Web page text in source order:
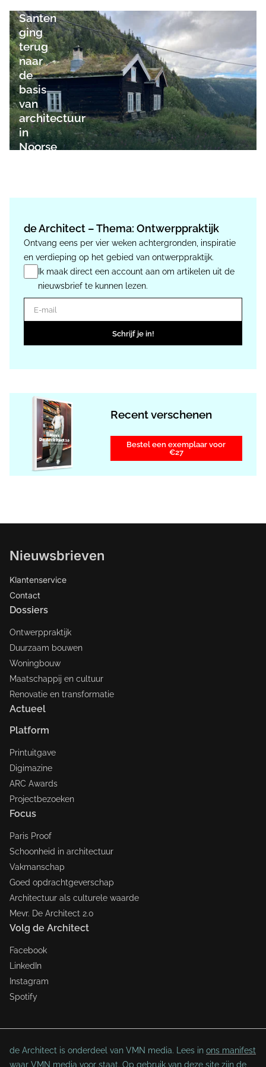
Santen
ging
terug
naar
de
basis
van
architectuur
in
Noorse
de Architect – Thema: Ontwerppraktijk
Ontvang eens per vier weken achtergronden, inspiratie
en verdieping op het gebied van ontwerppraktijk.
Ik maak direct een account aan om artikelen uit de
nieuwsbrief te kunnen lezen.
E-mail
Schrijf je in!
Recent verschenen
Bestel een exemplaar voor
€27
Nieuwsbrieven
Klantenservice
Contact
Dossiers
Ontwerppraktijk
Duurzaam bouwen
Woningbouw
Maatschappij en cultuur
Renovatie en transformatie
Actueel
Platform
Printuitgave
Digimazine
ARC Awards
Projectbezoeken
Focus
Paris Proof
Schoonheid in architectuur
Vakmanschap
Goed opdrachtgeverschap
Architectuur als culturele waarde
Mevr. De Architect 2.0
Volg de Architect
Facebook
LinkedIn
Instagram
Spotify
de Architect is onderdeel van VMN media. Lees in ons manifest
waar VMN media voor staat. Op gebruik van deze site zijn de